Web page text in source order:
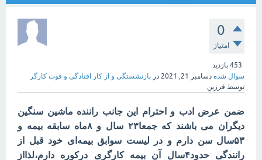
0
امتیاز
453 بازدید
سوال شده دسامبر 21, 2021 در بازنشستگی و از کار افتادگی و فوت کارگر
توسط فرزین
ضمن عرض ادب و احترام این جانب راننده ماشین سنگین
دیگران می باشند که جمعا۲۳ سال و ۸ماه سابقه بیمه و
۵۳سال سن دارم و در لیست سوابق بیمه‌ای خود قبل از
رانندگی حدود۴سال آن بیمه کارگری درکوره دارم،لذااز